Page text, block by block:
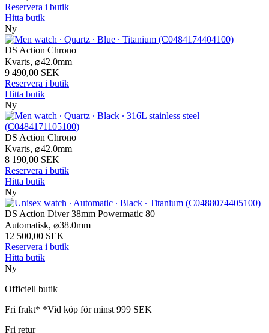
Reservera i butik
Hitta butik
Ny
DS Action Chrono
Kvarts, ⌀42.0mm
9 490,00 SEK
Reservera i butik
Hitta butik
Ny
DS Action Chrono
Kvarts, ⌀42.0mm
8 190,00 SEK
Reservera i butik
Hitta butik
Ny
DS Action Diver 38mm Powermatic 80
Automatisk, ⌀38.0mm
12 500,00 SEK
Reservera i butik
Hitta butik
Ny
Officiell butik
Fri frakt* *Vid köp för minst 999 SEK
Fri retur